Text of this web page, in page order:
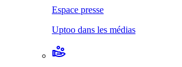
Espace presse
Uptoo dans les médias